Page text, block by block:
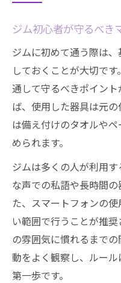
ジム初心者が守るべき
ジムに初めて通う際は
しておくことが大切で
通して守るべきポイン
ば、使用した器具は元
は備え付けのタオルや
められます。
ジムは多くの人が利用
な声での私語や長時間
た、スマートフォンの
い範囲で行うことが推
の雰囲気に慣れるまで
動をよく観察し、ルー
第一歩です。